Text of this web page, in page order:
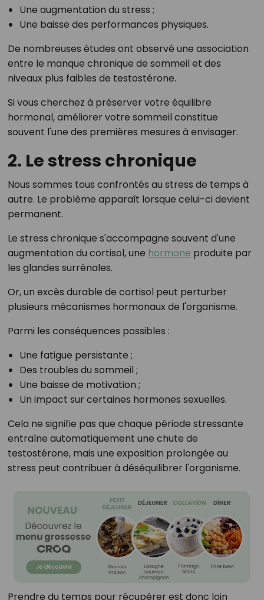
Une augmentation du stress ;
Une baisse des performances physiques.
De nombreuses études ont observé une association
entre le manque chronique de sommeil et des
niveaux plus faibles de testostérone.
Si vous cherchez à préserver votre équilibre
hormonal, améliorer votre sommeil constitue
souvent l'une des premières mesures à envisager.
2. Le stress chronique
Nous sommes tous confrontés au stress de temps à
autre. Le problème apparaît lorsque celui-ci devient
permanent.
Le stress chronique s'accompagne souvent d'une
augmentation du cortisol, une hormone produite par
les glandes surrénales.
Or, un excès durable de cortisol peut perturber
plusieurs mécanismes hormonaux de l'organisme.
Parmi les conséquences possibles :
Une fatigue persistante ;
Des troubles du sommeil ;
Une baisse de motivation ;
Un impact sur certaines hormones sexuelles.
Cela ne signifie pas que chaque période stressante
entraîne automatiquement une chute de
testostérone, mais une exposition prolongée au
stress peut contribuer à déséquilibrer l'organisme.
Prendre du temps pour récupérer est donc loin